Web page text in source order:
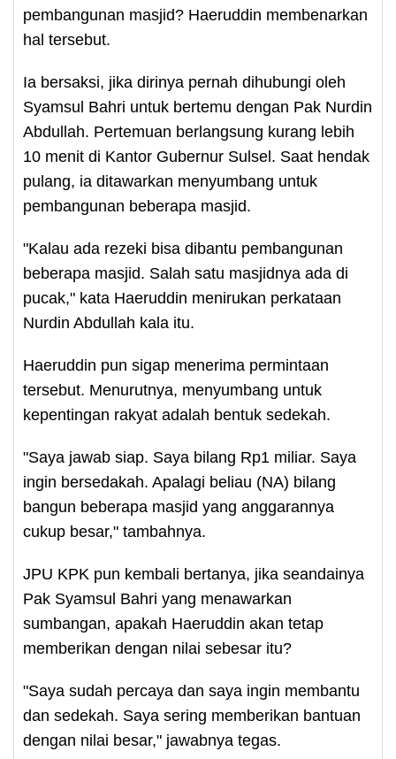
pembangunan masjid? Haeruddin membenarkan
hal tersebut.
Ia bersaksi, jika dirinya pernah dihubungi oleh
Syamsul Bahri untuk bertemu dengan Pak Nurdin
Abdullah. Pertemuan berlangsung kurang lebih
10 menit di Kantor Gubernur Sulsel. Saat hendak
pulang, ia ditawarkan menyumbang untuk
pembangunan beberapa masjid.
"Kalau ada rezeki bisa dibantu pembangunan
beberapa masjid. Salah satu masjidnya ada di
pucak," kata Haeruddin menirukan perkataan
Nurdin Abdullah kala itu.
Haeruddin pun sigap menerima permintaan
tersebut. Menurutnya, menyumbang untuk
kepentingan rakyat adalah bentuk sedekah.
"Saya jawab siap. Saya bilang Rp1 miliar. Saya
ingin bersedakah. Apalagi beliau (NA) bilang
bangun beberapa masjid yang anggarannya
cukup besar," tambahnya.
JPU KPK pun kembali bertanya, jika seandainya
Pak Syamsul Bahri yang menawarkan
sumbangan, apakah Haeruddin akan tetap
memberikan dengan nilai sebesar itu?
"Saya sudah percaya dan saya ingin membantu
dan sedekah. Saya sering memberikan bantuan
dengan nilai besar," jawabnya tegas.